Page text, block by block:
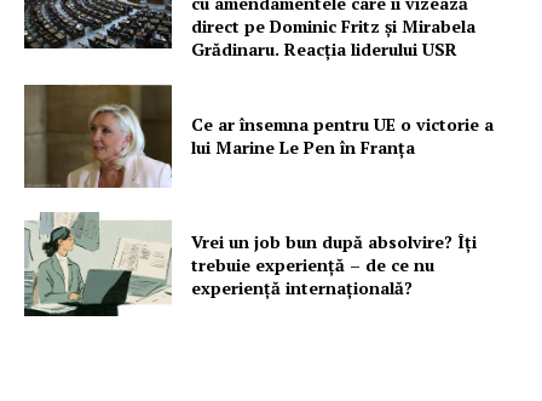
direct pe Dominic Fritz și Mirabela
Grădinaru. Reacția liderului USR
Ce ar însemna pentru UE o victorie a
lui Marine Le Pen în Franța
Vrei un job bun după absolvire? Îți
trebuie experiență – de ce nu
experiență internațională?